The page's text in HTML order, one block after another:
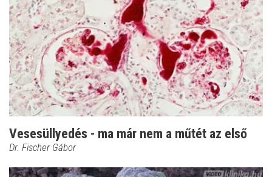
Vesesüllyedés - ma már nem a műtét az első
Dr. Fischer Gábor